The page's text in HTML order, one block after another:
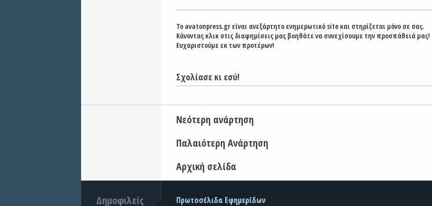
Το avatonpress.gr είναι ανεξάρτητο ενημερωτικό site και στηρίζεται μόνο σε σας.
Κάνοντας κλικ στις διαφημίσεις μας βοηθάτε να συνεχίσουμε την προσπάθειά μας!
Ευχαριστούμε εκ των προτέρων!
Σχολίασε κι εσύ!
Νεότερη ανάρτηση
Παλαιότερη Ανάρτηση
Αρχική σελίδα
Δημοφιλείς
Πρωτοσέλιδα Εφημερίδων